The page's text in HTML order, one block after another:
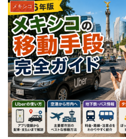
メキシコ